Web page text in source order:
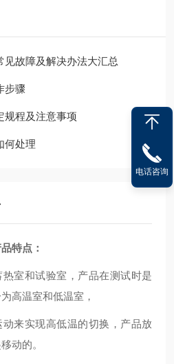
见故障及解决办法大汇总
步骤
规程及注意事项
何处理
特点：
室和试验室，产品在测试时是
高温室和低温室，
来实现高低温的切换，产品放
动的。
电话咨询